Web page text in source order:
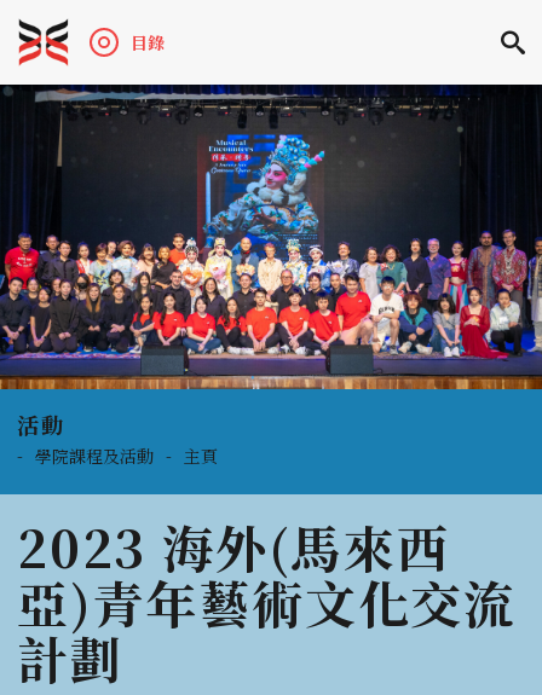
目錄
活動
- 學院課程及活動 - 主頁
2023 海外(馬來西
亞)青年藝術文化交流
計劃